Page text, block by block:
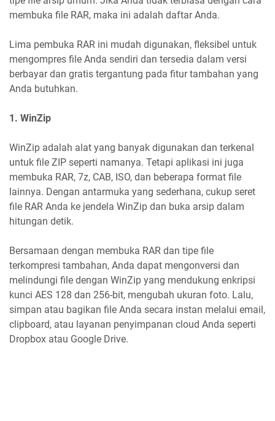
membuka file RAR, maka ini adalah daftar Anda.
Lima pembuka RAR ini mudah digunakan, fleksibel untuk
mengompres file Anda sendiri dan tersedia dalam versi
berbayar dan gratis tergantung pada fitur tambahan yang
Anda butuhkan.
1. WinZip
WinZip adalah alat yang banyak digunakan dan terkenal
untuk file ZIP seperti namanya. Tetapi aplikasi ini juga
membuka RAR, 7z, CAB, ISO, dan beberapa format file
lainnya. Dengan antarmuka yang sederhana, cukup seret
file RAR Anda ke jendela WinZip dan buka arsip dalam
hitungan detik.
Bersamaan dengan membuka RAR dan tipe file
terkompresi tambahan, Anda dapat mengonversi dan
melindungi file dengan WinZip yang mendukung enkripsi
kunci AES 128 dan 256-bit, mengubah ukuran foto. Lalu,
simpan atau bagikan file Anda secara instan melalui email,
clipboard, atau layanan penyimpanan cloud Anda seperti
Dropbox atau Google Drive.